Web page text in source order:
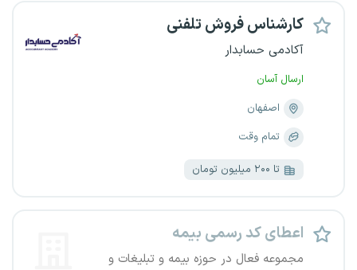
کارشناس فروش تلفنی
آکادمی حسابدار
ارسال آسان
اصفهان
تمام وقت
تا ۲۰۰ میلیون تومان
اعطای کد رسمی بیمه
مجموعه فعال در حوزه بیمه و تبلیغات و